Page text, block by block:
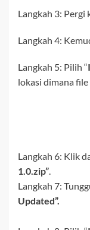
Langkah 3: Pergi
Langkah 4:
Langkah 5: Pilih “
lokasi dimana file
Langkah 6: Klik
1.0.zip”.
Langkah 7:
Updated”.